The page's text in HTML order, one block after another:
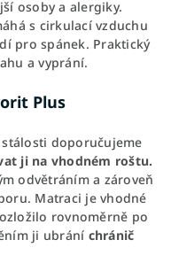
osoby a alergiky.
s cirkulací vzduchu
pro spánek. Praktický
a vyprání.
Plus
doporučujeme
ji na vhodném roštu.
odvětráním a zároveň
Matraci je vhodné
rovnoměrně po
ji ubrání chránič